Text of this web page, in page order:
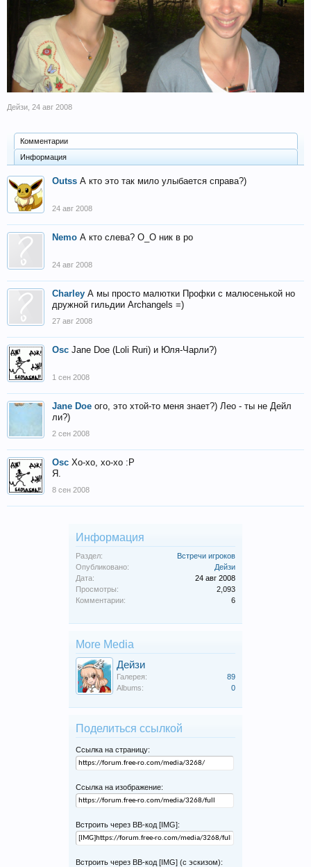
Дейзи, 24 авг 2008
Комментарии
Информация
Outss А кто это так мило улыбается справа?)
24 авг 2008
Nemo А кто слева? О_О ник в ро
24 авг 2008
Charley А мы просто малютки Профки с малюсенькой но
дружной гильдии Archangels =)
27 авг 2008
Osc Jane Doe (Loli Ruri) и Юля-Чарли?)
1 сен 2008
Jane Doe ого, это хтой-то меня знает?) Лео - ты не Дейл
ли?)
2 сен 2008
Osc Хо-хо, хо-хо :Р
Я.
8 сен 2008
Информация
Раздел:
Встречи игроков
Опубликовано:
Дейзи
Дата:
24 авг 2008
Просмотры:
2,093
Комментарии:
6
More Media
Дейзи
Галерея:
89
Albums:
0
Поделиться ссылкой
Ссылка на страницу:
Ссылка на изображение:
Встроить через BB-код [IMG]:
Встроить через BB-код [IMG] (с эскизом):